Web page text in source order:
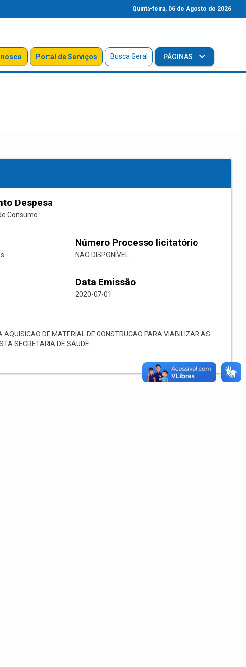
Quinta-feira, 06 de Agosto de 2026
Portal de Serviços Busca Geral PÁGINAS
Despesa
Consumo
Número Processo licitatório
NÃO DISPONÍVEL
Data Emissão
2020-07-01
AQUISICAO DE MATERIAL DE CONSTRUCAO PARA VIABILIZAR AS
SECRETARIA DE SAUDE.